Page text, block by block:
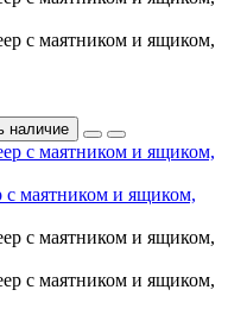
наличие
с маятником и ящиком,